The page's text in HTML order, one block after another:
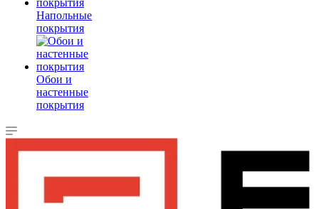
Напольные
покрытия
Обои и
настенные
покрытия